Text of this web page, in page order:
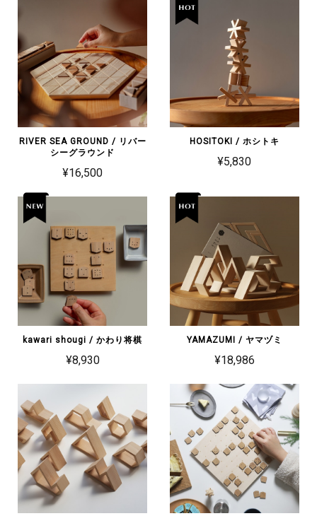
RIVER SEA GROUND / リバー
シーグラウンド
¥16,500
HOSITOKI / ホシトキ
¥5,830
kawari shougi / かわり将棋
¥8,930
YAMAZUMI / ヤマヅミ
¥18,986